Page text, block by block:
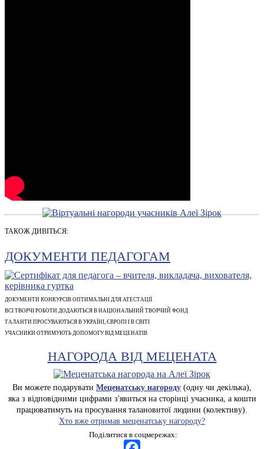
ТАКОЖ ДИВІТЬСЯ:
ДОКУМЕНТИ ПЕДАГОГАМ
ДОКУМЕНТИ КОНКУРСІВ ОПТИМАЛЬНІ ДЛЯ АТЕСТАЦІЇ
ВСІ ТВОРЧІ РОБОТИ ДОДАЮТЬСЯ В НАЦІОНАЛЬНИЙ ТВОРЧИЙ ФОНД
ТАЛАНТИ ПРОСУВАЮТЬСЯ В УКРАЇНІ, ЄВРОПІ І В СВІТІ
УЧАСНИКИ ОТРИМУЮТЬ ДОПОМОГУ ВІД МЕЦЕНАТІВ
НАГОРОДА ВІД МЕЦЕНАТА
Ви можете подарувати Меценатську нагороду (одну чи декілька),
яка з відповідними цифрами з'явиться на сторінці учасника, а кошти
працюватимуть на просування талановитої людини (колективу).
Хто вже отримав меценатську нагороду?
Поділитися в соцмережах: